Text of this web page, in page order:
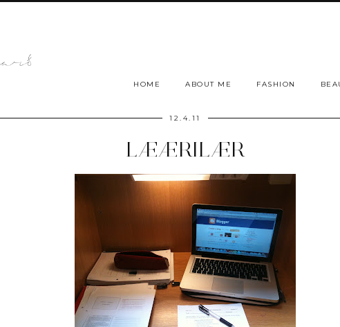
HOME ABOUT ME FASHION
12.4.11
LÆÆRILÆR